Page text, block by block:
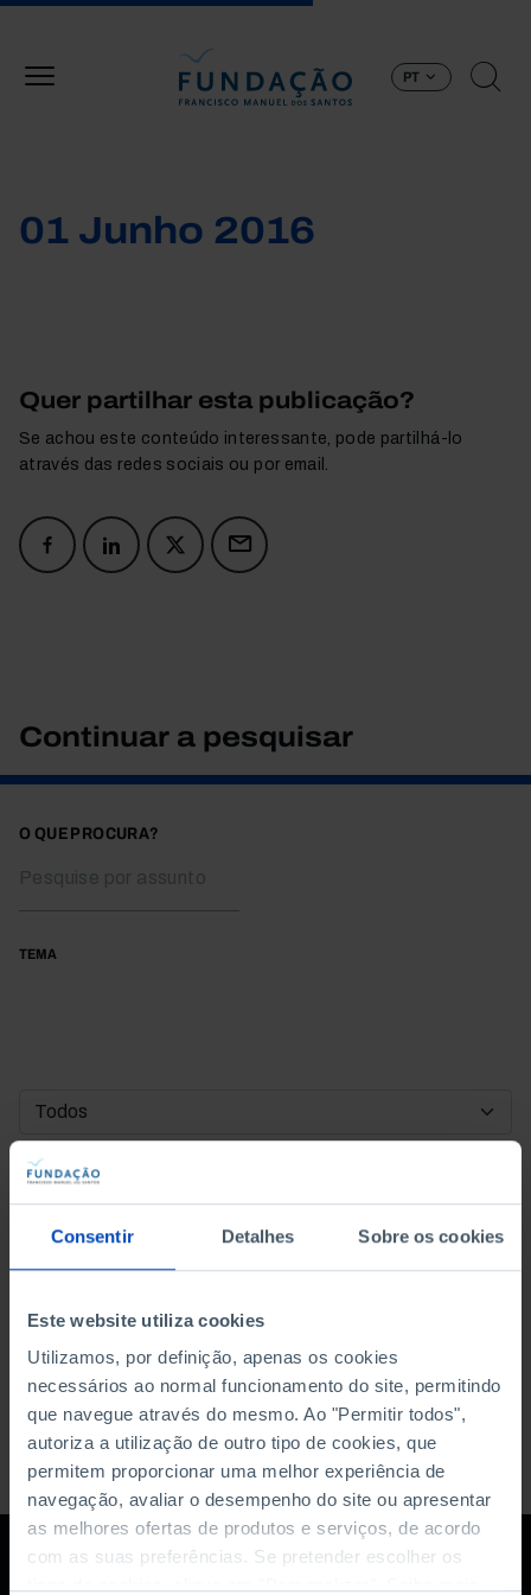
Consentir Detalhes Sobre os cookies
Este website utiliza cookies
Utilizamos, por definição, apenas os cookies
necessários ao normal funcionamento do site, permitindo
que navegue através do mesmo. Ao "Permitir todos",
autoriza a utilização de outro tipo de cookies, que
permitem proporcionar uma melhor experiência de
navegação, avaliar o desempenho do site ou apresentar
as melhores ofertas de produtos e serviços, de acordo
com as suas preferências. Se pretender escolher os
PT
01 Junho 2016
Quer partilhar esta publicação?
Se achou este conteúdo interessante, pode partilhá-lo
através das redes sociais ou por email.
Continuar a pesquisar
O QUE PROCURA?
TEMA
DATA DE INÍCIO
DATA DE FIM